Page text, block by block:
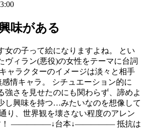
味がある
女の子って絵になりますよね。 とい
ヴィラン(悪役)の女性をテーマに台詞
ャラクターのイメージは淡々と相手
情キャラ。 シチュエーション的に
強さを見せたのにも関わらず、諦めよ
し興味を持つ…みたいなのを想像して
り、世界観を壊さない程度のアレン
す！ ―――――↓台本↓――――― 抵抗は